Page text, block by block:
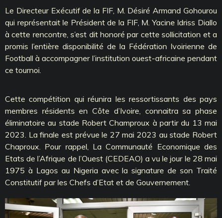
Le Directeur Exécutif de la FIF, M. Désiré Armand Gohourou
qui représentait le Président de la FIF, M. Yacine Idriss Diallo
à cette rencontre, s’est dit honoré par cette sollicitation et a
promis l’entière disponibilité de la Fédération Ivoirienne de
Football à accompagner l’institution ouest-africaine pendant
ce tournoi.
Cette compétition qui réunira les ressortissants des pays
membres résidents en Côte d’Ivoire, connaitra sa phase
éliminatoire au stade Robert Champroux à partir du 13 mai
2023. La finale est prévue le 27 mai 2023 au stade Robert
Chaproux. Pour rappel, La Communauté Economique des
Etats de l’Afrique de l’Ouest (CEDEAO) a vu le jour le 28 mai
1975 à Lagos au Nigeria avec la signature de son Traité
Constitutif par les Chefs d’Etat et de Gouvernement.